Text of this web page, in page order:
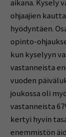
aikana. Kysely
ohjaajien
hyödyntäen.
opinto-
kun kyselyyn
vastanneista
vuoden
joukossa oli
vastanneista
kertyi hyvin
enemmistön